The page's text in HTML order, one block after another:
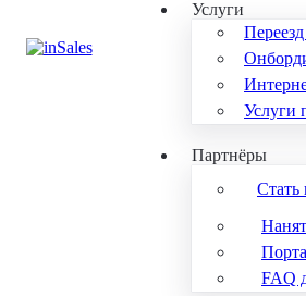
Услуги
Услуги
Партнёры
Стать
FAQ